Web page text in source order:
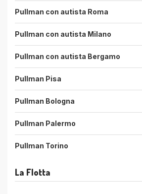
Pullman con autista Roma
Pullman con autista Milano
Pullman con autista Bergamo
Pullman Pisa
Pullman Bologna
Pullman Palermo
Pullman Torino
La Flotta